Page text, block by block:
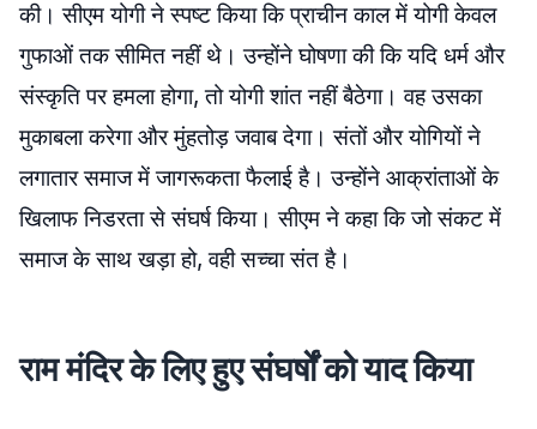
की। सीएम योगी ने स्पष्ट किया कि प्राचीन काल में योगी केवल
गुफाओं तक सीमित नहीं थे। उन्होंने घोषणा की कि यदि धर्म और
संस्कृति पर हमला होगा, तो योगी शांत नहीं बैठेगा। वह उसका
मुकाबला करेगा और मुंहतोड़ जवाब देगा। संतों और योगियों ने
लगातार समाज में जागरूकता फैलाई है। उन्होंने आक्रांताओं के
खिलाफ निडरता से संघर्ष किया। सीएम ने कहा कि जो संकट में
समाज के साथ खड़ा हो, वही सच्चा संत है।
राम मंदिर के लिए हुए संघर्षों को याद किया